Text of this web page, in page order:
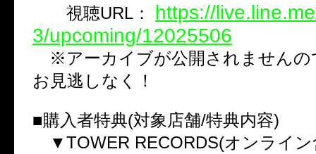
視聴URL： https://
3/upcoming/12025506
※アーカイブが公開されませんの
お見逃しなく！
■購入者特典(対象店舗/特典内容)
▼TOWER RECORDS(オンライン